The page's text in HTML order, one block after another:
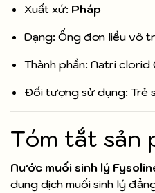
Xuất xứ: Pháp
Dạng: Ống đơn liều vô
Thành phần: Natri clorid
Đối tượng sử dụng: Trẻ
Tóm tắt sản
Nước muối sinh lý
dung dịch muối sinh lý